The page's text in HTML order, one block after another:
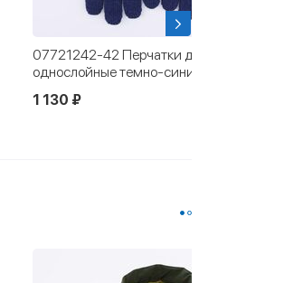
07721242-42 Перчатки детские
однослойные темно-синий
1 130 ₽